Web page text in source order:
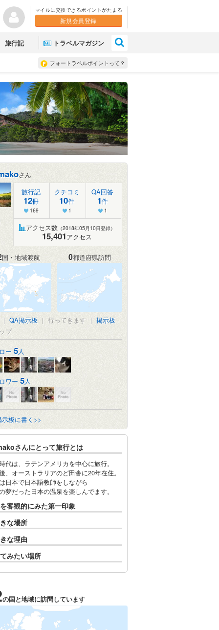
マイルに交換できるポイントがたまる
新規会員登録
旅行記 トラベルマガジン
フォートラベルポイントって？
さん
旅行記
12冊
169
クチコミ
10件
1
QA回答
1件
1
アクセス数 （2018年05月10日登録）
15,401アクセス
国・地域渡航 0都道府県訪問
| QA掲示板 | 行ってきます | 掲示板
プ
ー 5人
ワー 5人
示板に書く>>
さんにとって旅行とは
代は、ラテンアメリカを中心に旅行。
、オーストラリアのど田舎に20年在住。
日本で日本語教師をしながら
夢だった日本の温泉を楽しんでます。
客観的にみた第一印象
な場所
な理由
みたい場所
の国と地域に訪問しています